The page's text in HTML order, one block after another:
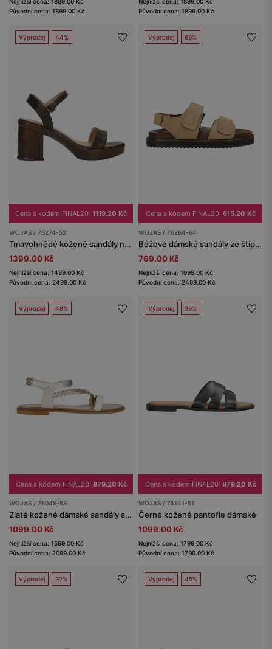
Původní cena: 1899.00 Kč
Původní cena: 1899.00 Kč
Výprodej 44%
Cena s kódem FINAL20: 1119.20 Kč
WOJAS / 76274-52
Tmavohnědé kožené sandály na širokém podpatku
1399.00 Kč
Nejnižší cena: 1499.00 Kč
Původní cena: 2499.00 Kč
Výprodej 69%
Cena s kódem FINAL20: 615.20 Kč
WOJAS / 76264-64
Béžové dámské sandály ze štípenky
769.00 Kč
Nejnižší cena: 1099.00 Kč
Původní cena: 2499.00 Kč
Výprodej 48%
Cena s kódem FINAL20: 879.20 Kč
WOJAS / 76048-58
Zlaté kožené dámské sandály s kontrastní podrážkou
1099.00 Kč
Nejnižší cena: 1599.00 Kč
Původní cena: 2099.00 Kč
Výprodej 39%
Cena s kódem FINAL20: 879.20 Kč
WOJAS / 74141-51
Černé kožené pantofle dámské
1099.00 Kč
Nejnižší cena: 1799.00 Kč
Původní cena: 1799.00 Kč
Výprodej 32% Výprodej 45%